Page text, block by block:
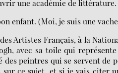
une académie de littérature.
enfant. (Moi, je suis une
Artistes Français, à la
avec sa toile qui
peintres qui se servent de
ce sujet, et si je vais citer